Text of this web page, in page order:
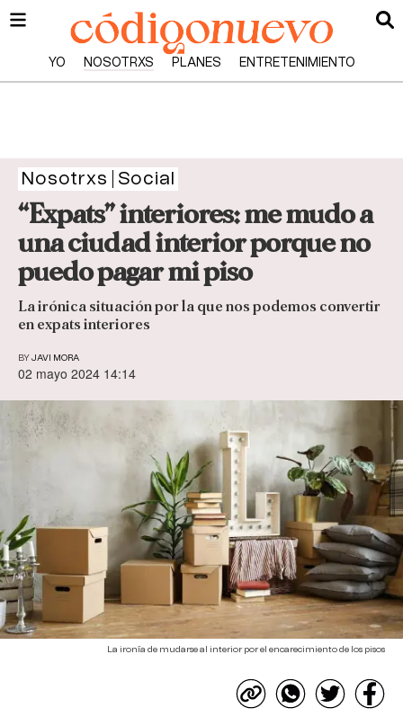
YO NOSOTRXS PLANES ENTRETENIMIENTO
Nosotrxs Social
“Expats” interiores: me mudo a
una ciudad interior porque no
puedo pagar mi piso
La irónica situación por la que nos podemos convertir
en expats interiores
BY JAVI MORA
02 mayo 2024 14:14
La ironía de mudarse al interior por el encarecimiento de los pisos